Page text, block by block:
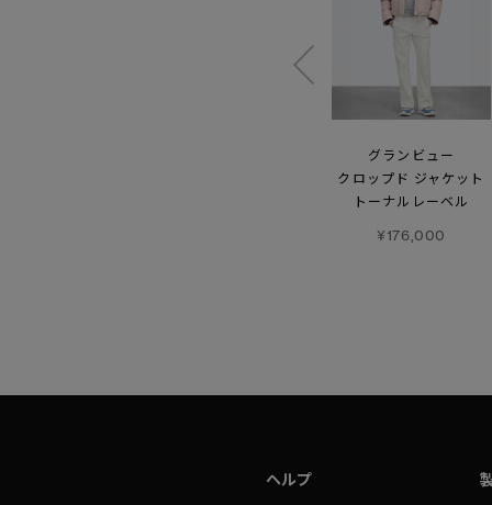
グランビュー
クロップド ジャケット
トーナルレーベル
¥176,000
ヘルプ